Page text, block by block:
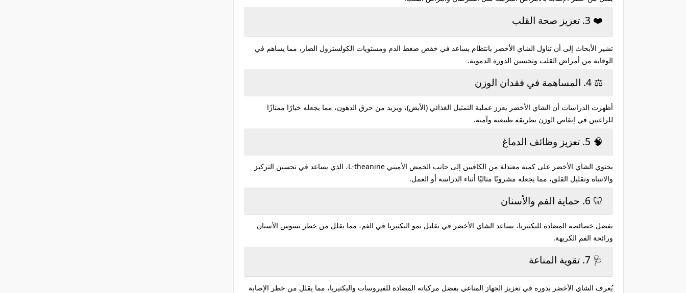
❤️ 3. تعزيز صحة القلب
تشير الأبحاث إلى أن تناول الشاي الأخضر بانتظام يساعد في خفض ضغط الدم ومستويات الكولسترول الضار، مما يساهم في
الوقاية من أمراض القلب وتحسين الدورة الدموية.
⚖️ 4. المساهمة في فقدان الوزن
أظهرت الدراسات أن الشاي الأخضر يعزز عملية التمثيل الغذائي (الأيض)، ويزيد من حرق الدهون، مما يجعله خيارًا ممتازًا
للراغبين في إنقاص الوزن بطريقة طبيعية وآمنة.
🧠 5. تعزيز وظائف الدماغ
يحتوي الشاي الأخضر على كمية معتدلة من الكافيين إلى جانب الحمض الأميني L-theanine، الذي يساعد في تحسين التركيز
والانتباه وتقليل القلق، مما يجعله مشروبًا مثاليًا أثناء الدراسة أو العمل.
🦷 6. حماية الفم والأسنان
بفضل خصائصه المضادة للبكتيريا، يساعد الشاي الأخضر في تقليل نمو البكتيريا في الفم، مما يقلل من خطر تسوس الأسنان
ورائحة الفم الكريهة.
🩺 7. تقوية المناعة
يُعرف الشاي الأخضر بدوره في تعزيز الجهاز المناعي بفضل مركباته المضادة للفيروسات والبكتيريا، مما يقلل من خطر الإصابة